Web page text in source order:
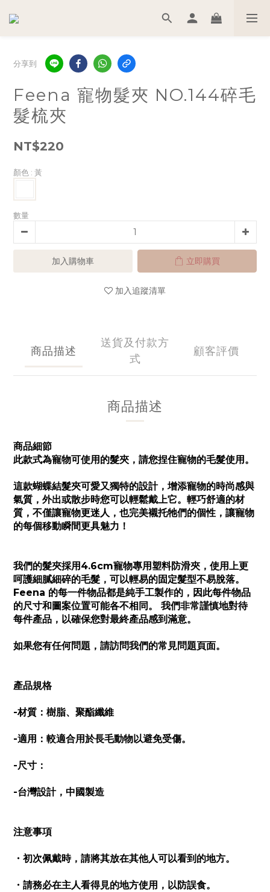
分享到
Feena 寵物髮夾 NO.144碎毛
髮梳夾
NT$220
顏色 : 黃
數量
加入購物車 立即購買
加入追蹤清單
商品描述
送貨及付款方
式
顧客評價
商品描述
商品細節
此款式為寵物可使用的髮夾，請您捏住寵物的毛髮使用。
這款蝴蝶結髮夾可愛又獨特的設計，增添寵物的時尚感與
氣質，外出或散步時您可以輕鬆戴上它。輕巧舒適的材
質，不僅讓寵物更迷人，也完美襯托牠們的個性，讓寵物
的每個移動瞬間更具魅力！
我們的髮夾採用4.6cm寵物專用塑料防滑夾，使用上更
呵護細膩細碎的毛髮，可以輕易的固定髮型不易脫落。
Feena 的每一件物品都是純手工製作的，因此每件物品
的尺寸和圖案位置可能各不相同。 我們非常謹慎地對待
每件產品，以確保您對最終產品感到滿意。
如果您有任何問題，請訪問我們的常見問題頁面。
產品規格
-材質：樹脂、聚酯纖維
-適用：較適合用於長毛動物以避免受傷。
-尺寸：
-台灣設計，中國製造
注意事項
・初次佩戴時，請將其放在其他人可以看到的地方。
・請務必在主人看得見的地方使用，以防誤食。